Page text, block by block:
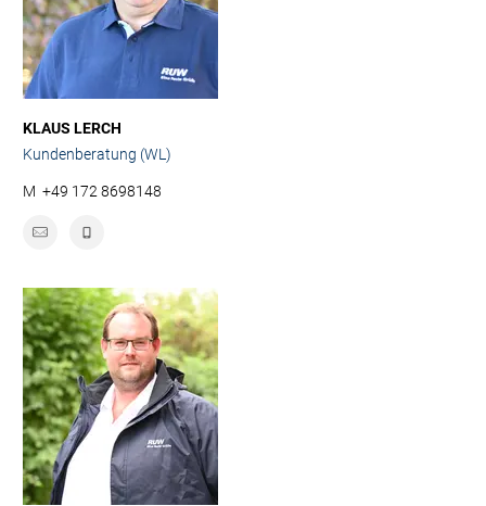
KLAUS LERCH
Kundenberatung (WL)
M +49 172 8698148